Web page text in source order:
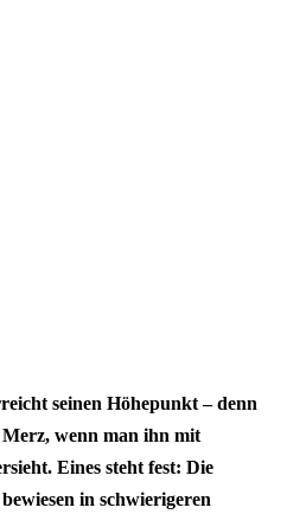
seinen Höhepunkt – denn
wenn man ihn mit
Eines steht fest: Die
in schwierigeren